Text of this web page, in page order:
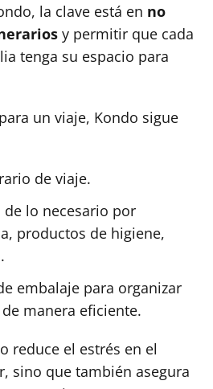
la clave está en no
y permitir que cada
tenga su espacio para
un viaje, Kondo sigue
de viaje.
de lo necesario por
productos de higiene,
embalaje para organizar
manera eficiente.
reduce el estrés en el
sino que también asegura